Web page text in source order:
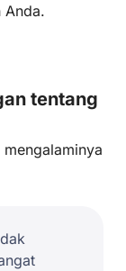
Anda.
tentang